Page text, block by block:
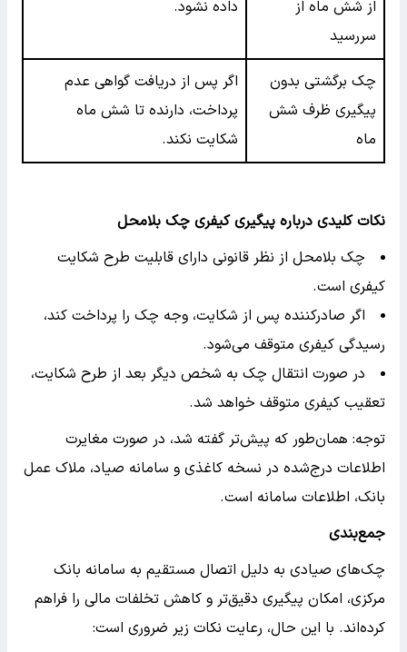
از شش ماه از
سررسید
داده نشود.
چک برگشتی بدون
پیگیری ظرف شش
ماه
اگر پس از دریافت گواهی عدم
پرداخت، دارنده تا شش ماه
شکایت نکند.
نکات کلیدی درباره پیگیری کیفری چک بلامحل
چک بلامحل از نظر قانونی دارای قابلیت طرح شکایت
کیفری است.
اگر صادرکننده پس از شکایت، وجه چک را پرداخت کند،
رسیدگی کیفری متوقف می‌شود.
در صورت انتقال چک به شخص دیگر بعد از طرح شکایت،
تعقیب کیفری متوقف خواهد شد.
توجه: همان‌طور که پیش‌تر گفته شد، در صورت مغایرت
اطلاعات درج‌شده در نسخه کاغذی و سامانه صیاد، ملاک عمل
بانک، اطلاعات سامانه است.
جمع‌بندی
چک‌های صیادی به دلیل اتصال مستقیم به سامانه بانک
مرکزی، امکان پیگیری دقیق‌تر و کاهش تخلفات مالی را فراهم
کرده‌اند. با این حال، رعایت نکات زیر ضروری است: